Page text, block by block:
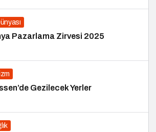
Pazarlama Zirvesi 2025
Gezilecek Yerler